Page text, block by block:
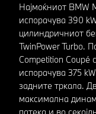
Најмоќниот BMW
испорачува 390
цилиндричниот
TwinPower Turbo.
Competition Coupé
испорачува 375
задните тркала.
максимална
патека и во